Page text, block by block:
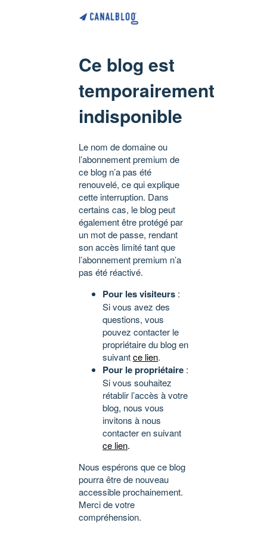
Ce blog est
temporairement
indisponible
Le nom de domaine ou
l’abonnement premium de
ce blog n’a pas été
renouvelé, ce qui explique
cette interruption. Dans
certains cas, le blog peut
également être protégé par
un mot de passe, rendant
son accès limité tant que
l’abonnement premium n’a
pas été réactivé.
Pour les visiteurs :
Si vous avez des
questions, vous
pouvez contacter le
propriétaire du blog en
suivantce lien.
Pour le propriétaire :
Si vous souhaitez
rétablir l’accès à votre
blog, nous vous
invitons à nous
contacter en suivant
ce lien.
Nous espérons que ce blog
pourra être de nouveau
accessible prochainement.
Merci de votre
compréhension.